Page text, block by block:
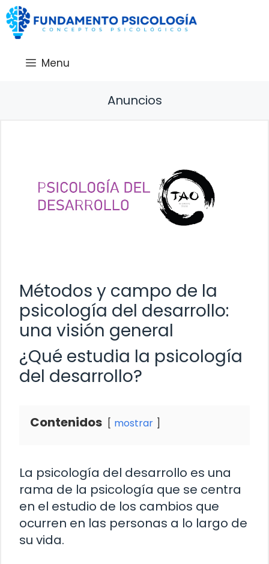
Saltar
al
contenido
Menu
Anuncios
Métodos y campo de la
psicología del desarrollo:
una visión general
¿Qué estudia la psicología
del desarrollo?
Contenidos mostrar
La psicología del desarrollo es una
rama de la psicología que se centra
en el estudio de los cambios que
ocurren en las personas a lo largo de
su vida.